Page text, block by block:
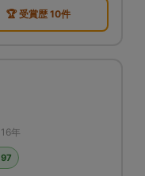
🏆 受賞歴 10件
年